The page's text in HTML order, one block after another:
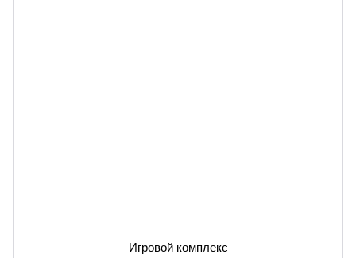
Игровой комплекс